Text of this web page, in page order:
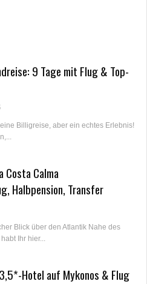
9 Tage mit Flug & Top-
Billigreise, aber ein echtes Erlebnis!
Costa Calma
Halbpension, Transfer
Blick über den Atlantik Nahe des
Ihr hier...
Hotel auf Mykonos & Flug